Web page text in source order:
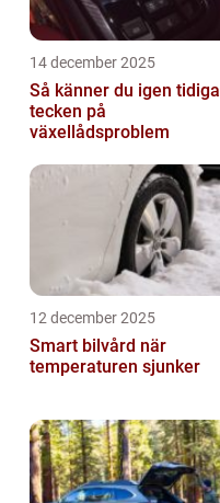
14 december 2025
Så känner du igen tidiga
tecken på
växellådsproblem
12 december 2025
Smart bilvård när
temperaturen sjunker